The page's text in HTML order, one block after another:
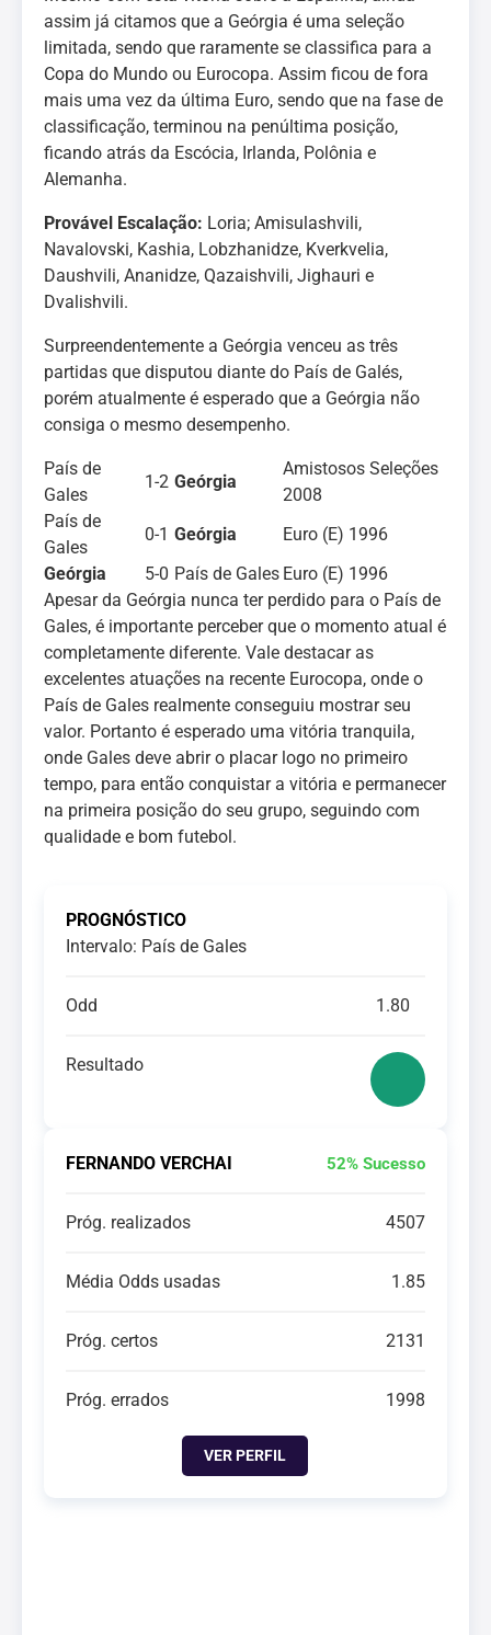
assim já citamos que a Geórgia é uma seleção
limitada, sendo que raramente se classifica para a
Copa do Mundo ou Eurocopa. Assim ficou de fora
mais uma vez da última Euro, sendo que na fase de
classificação, terminou na penúltima posição,
ficando atrás da Escócia, Irlanda, Polônia e
Alemanha.
Provável Escalação: Loria; Amisulashvili,
Navalovski, Kashia, Lobzhanidze, Kverkvelia,
Daushvili, Ananidze, Qazaishvili, Jighauri e
Dvalishvili.
Surpreendentemente a Geórgia venceu as três
partidas que disputou diante do País de Galés,
porém atualmente é esperado que a Geórgia não
consiga o mesmo desempenho.
País de
Gales
1-2 Geórgia
Amistosos Seleções
2008
País de
Gales
0-1 Geórgia
Euro (E) 1996
Geórgia
5-0 País de Gales Euro (E) 1996
Apesar da Geórgia nunca ter perdido para o País de
Gales, é importante perceber que o momento atual é
completamente diferente. Vale destacar as
excelentes atuações na recente Eurocopa, onde o
País de Gales realmente conseguiu mostrar seu
valor. Portanto é esperado uma vitória tranquila,
onde Gales deve abrir o placar logo no primeiro
tempo, para então conquistar a vitória e permanecer
na primeira posição do seu grupo, seguindo com
qualidade e bom futebol.
PROGNÓSTICO
Intervalo: País de Gales
Odd 1.80
Resultado
FERNANDO VERCHAI 52% Sucesso
Próg. realizados 4507
Média Odds usadas 1.85
Próg. certos 2131
Próg. errados 1998
VER PERFIL